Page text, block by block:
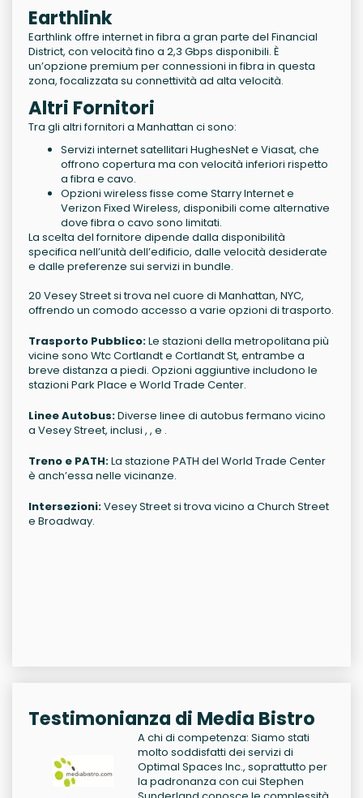
Earthlink
Earthlink offre internet in fibra a gran parte del Financial
District, con velocità fino a 2,3 Gbps disponibili. È
un’opzione premium per connessioni in fibra in questa
zona, focalizzata su connettività ad alta velocità.
Altri Fornitori
Tra gli altri fornitori a Manhattan ci sono:
Servizi internet satellitari HughesNet e Viasat, che
offrono copertura ma con velocità inferiori rispetto
a fibra e cavo.
Opzioni wireless fisse come Starry Internet e
Verizon Fixed Wireless, disponibili come alternative
dove fibra o cavo sono limitati.
La scelta del fornitore dipende dalla disponibilità
specifica nell’unità dell’edificio, dalle velocità desiderate
e dalle preferenze sui servizi in bundle.
20 Vesey Street si trova nel cuore di Manhattan, NYC,
offrendo un comodo accesso a varie opzioni di trasporto.
Trasporto Pubblico:Le stazioni della metropolitana più
vicine sono Wtc Cortlandt e Cortlandt St, entrambe a
breve distanza a piedi. Opzioni aggiuntive includono le
stazioni Park Place e World Trade Center.
Linee Autobus:Diverse linee di autobus fermano vicino
a Vesey Street, inclusi , , e .
Treno e PATH:La stazione PATH del World Trade Center
è anch’essa nelle vicinanze.
Intersezioni:Vesey Street si trova vicino a Church Street
e Broadway.
Testimonianza di Media Bistro
A chi di competenza: Siamo stati
molto soddisfatti dei servizi di
Optimal Spaces Inc., soprattutto per
la padronanza con cui Stephen